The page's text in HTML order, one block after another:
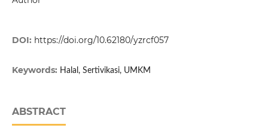
DOI: https://doi.org/10.62180/yzrcf057
Keywords: Halal, Sertivikasi, UMKM
ABSTRACT